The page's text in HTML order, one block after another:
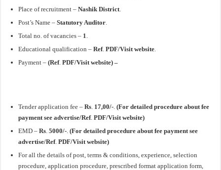
Place of recruitment –Nashik District
Post’s Name – Statutory Auditor
Total no. of vacancies – 1
Educational qualification –Ref.PDF/Visit website
Payment –(Ref.PDF/Visit website) –
Tender application fee –Rs 17,00/- .(For detailed procedure about fee
payment see advertise/Ref. PDF/Visit website)
EMD –Rs .5000/- .(For detailed procedure about fee payment see
advertise/Ref. PDF/Visit website)
For all the details of post, terms & conditions, experience, selection
procedure, application procedure, prescribed format application form,